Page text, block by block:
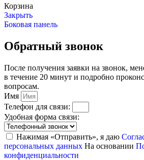
Корзина
Закрыть
Боковая панель
Обратный звонок
После получения заявки на звонок,
в течение 20 минут и подробно
вопросам.
Имя
Телефон для связи:
Удобная форма связи:
Нажимая «Отправить», я даю
персональных данных На основании
конфиденциальности